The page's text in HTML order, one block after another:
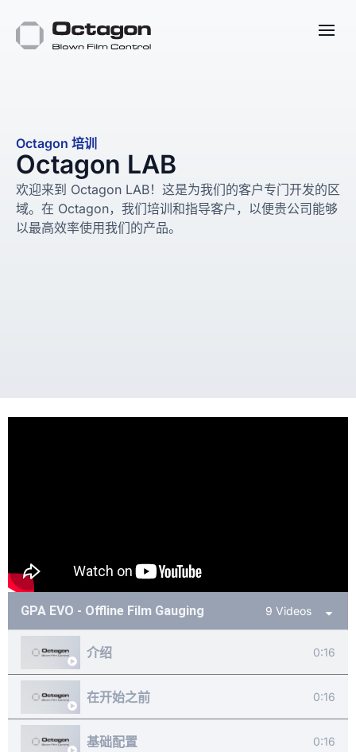
Octagon 培训
Octagon LAB
欢迎来到 Octagon LAB！这是为我们的客户专门开发的区
域。在 Octagon，我们培训和指导客户，以便贵公司能够
以最高效率使用我们的产品。
GPA EVO - Offline Film Gauging 9 Videos
介绍 0:16
在开始之前 0:16
基础配置 0:16